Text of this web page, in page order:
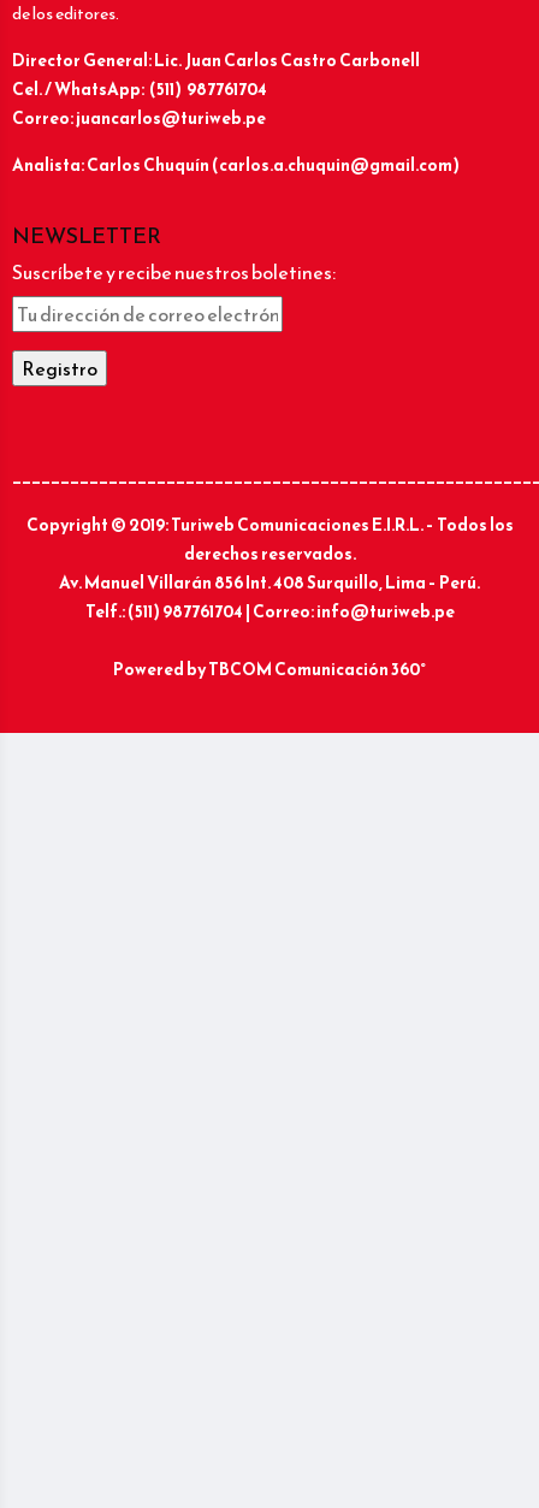
de los editores.
Director General: Lic.Juan Carlos Castro Carbonell
Cel. / WhatsApp: (511) 987761704
Correo: juancarlos@turiweb.pe
Analista: Carlos Chuquín (carlos.a.chuquin@gmail.com)
NEWSLETTER
Suscríbete y recibe nuestros boletines:
Copyright © 2019: Turiweb Comunicaciones E.I.R.L. – Todos los
derechos reservados.
Av. Manuel Villarán 856 Int. 408 Surquillo, Lima – Perú.
Telf.: (511) 987761704 | Correo: info@turiweb.pe
Powered byTBCOM Comunicación 360°